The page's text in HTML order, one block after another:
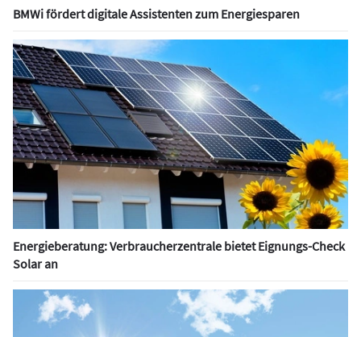
BMWi fördert digitale Assistenten zum Energiesparen
Energieberatung: Verbraucherzentrale bietet Eignungs-Check
Solar an